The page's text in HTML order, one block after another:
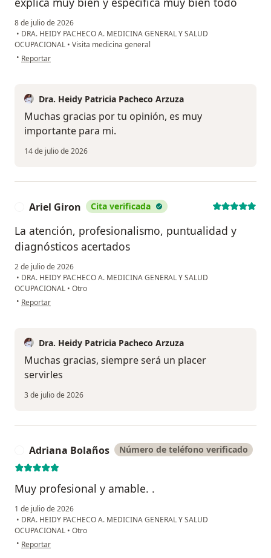
8 de julio de 2026
• DRA. HEIDY PACHECO A. MEDICINA GENERAL Y SALUD
OCUPACIONAL • Visita medicina general
• en opinión del usuario Ms
Reportar
Dra. Heidy Patricia Pacheco Arzuza
Muchas gracias por tu opinión, es muy
importante para mi.
14 de julio de 2026
Ariel Giron Cita verificada
La atención, profesionalismo, puntualidad y
diagnósticos acertados
2 de julio de 2026
• DRA. HEIDY PACHECO A. MEDICINA GENERAL Y SALUD
OCUPACIONAL • Otro
• en opinión del usuario Ariel Giron
Reportar
Dra. Heidy Patricia Pacheco Arzuza
Muchas gracias, siempre será un placer
servirles
3 de julio de 2026
Adriana Bolaños Número de teléfono verificado
Muy profesional y amable. .
1 de julio de 2026
• DRA. HEIDY PACHECO A. MEDICINA GENERAL Y SALUD
OCUPACIONAL • Otro
• en opinión del usuario Adriana Bolaños
Reportar